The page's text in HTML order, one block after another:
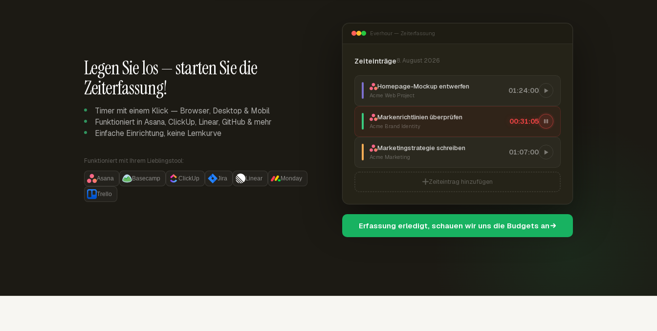
Legen Sie los — starten Sie die
Zeiterfassung!
Timer mit einem Klick — Browser, Desktop & Mobil
Funktioniert in Asana, ClickUp, Linear, GitHub & mehr
Einfache Einrichtung, keine Lernkurve
Funktioniert mit Ihrem Lieblingstool:
Asana Basecamp ClickUp Jira Linear Monday
Trello
Everhour — Zeiterfassung
Zeiteinträge8. August 2026
Homepage-Mockup entwerfen
Acme Web Project
01:24:00
Markenrichtlinien überprüfen
Acme Brand Identity
00:31:06
Marketingstrategie schreiben
Acme Marketing
01:07:00
Zeiteintrag hinzufügen
Erfassung erledigt, schauen wir uns die Budgets an